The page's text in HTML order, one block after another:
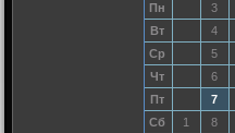
Пн 3
Вт
4
Ср
5
Чт
6
Пт
7
Сб
1 8